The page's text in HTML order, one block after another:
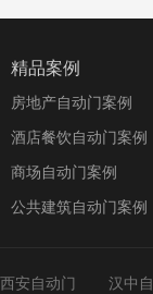
精品案例
房地产自动门案例
酒店餐饮自动门案例
商场自动门案例
公共建筑自动门案例
西安自动门 汉中